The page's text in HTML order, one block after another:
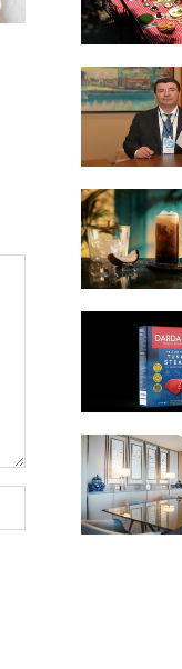
yemeklerin
sevgi şart